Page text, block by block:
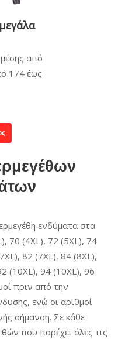
από
174 έως
ενδύματα στα
70 (4XL), 72 (5XL), 74
82 (7XL), 84 (8XL),
(10XL), 94 (10XL), 96
πριν από την
ενώ οι αριθμοί
σήμανση. Σε κάθε
που παρέχει όλες τις